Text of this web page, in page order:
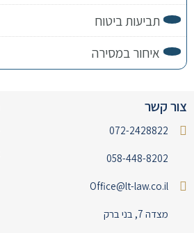
תביעות ביטוח
איחור במסירה
צור קשר
072-2428822
058-448-8202
Office@lt-law.co.il
מצדה 7, בני ברק